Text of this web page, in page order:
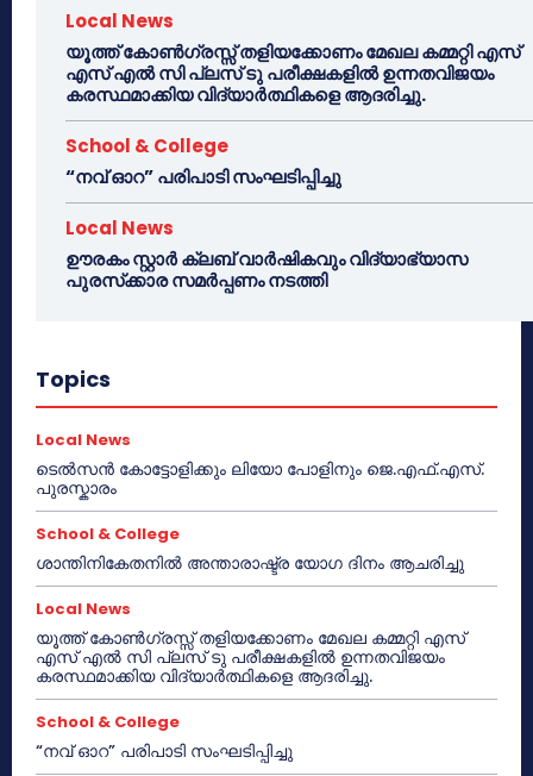
Local News
യൂത്ത് കോൺഗ്രസ്സ് തളിയക്കോണം മേഖല കമ്മറ്റി എസ്
എസ് എൽ സി പ്ലസ് ടു പരീക്ഷകളിൽ ഉന്നതവിജയം
കരസ്ഥമാക്കിയ വിദ്യാർത്ഥികളെ ആദരിച്ചു.
School & College
“നവ് ഓറ” പരിപാടി സംഘടിപ്പിച്ചു
Local News
ഊരകം സ്റ്റാർ ക്ലബ് വാർഷികവും വിദ്യാഭ്യാസ
പുരസ്‌ക്കാര സമർപ്പണം നടത്തി
Topics
Local News
ടെൽസൻ കോട്ടോളിക്കും ലിയോ പോളിനും ജെ.എഫ്.എസ്.
പുരസ്കാരം
School & College
ശാന്തിനികേതനിൽ അന്താരാഷ്ട്ര യോഗ ദിനം ആചരിച്ചു
Local News
യൂത്ത് കോൺഗ്രസ്സ് തളിയക്കോണം മേഖല കമ്മറ്റി എസ്
എസ് എൽ സി പ്ലസ് ടു പരീക്ഷകളിൽ ഉന്നതവിജയം
കരസ്ഥമാക്കിയ വിദ്യാർത്ഥികളെ ആദരിച്ചു.
School & College
“നവ് ഓറ” പരിപാടി സംഘടിപ്പിച്ചു